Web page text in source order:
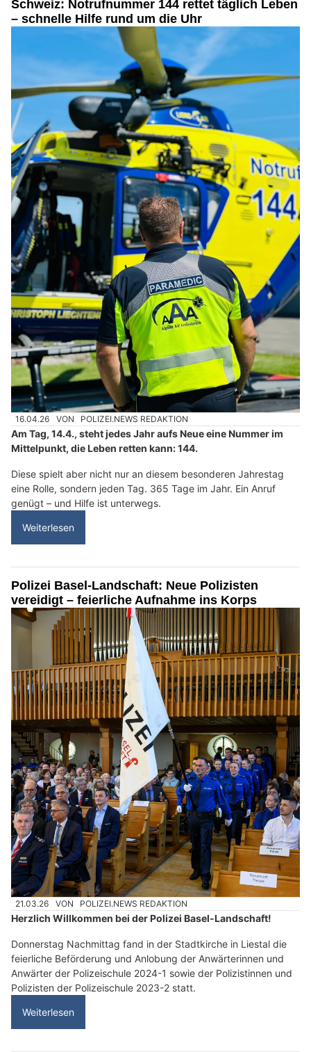
Schweiz: Notrufnummer 144 rettet täglich Leben
– schnelle Hilfe rund um die Uhr
16.04.26 VON POLIZEI.NEWS REDAKTION
Am Tag, 14.4., steht jedes Jahr aufs Neue eine Nummer im
Mittelpunkt, die Leben retten kann: 144.
Diese spielt aber nicht nur an diesem besonderen Jahrestag
eine Rolle, sondern jeden Tag. 365 Tage im Jahr. Ein Anruf
genügt – und Hilfe ist unterwegs.
Weiterlesen
Polizei Basel-Landschaft: Neue Polizisten
vereidigt – feierliche Aufnahme ins Korps
21.03.26 VON POLIZEI.NEWS REDAKTION
Herzlich Willkommen bei der Polizei Basel-Landschaft!
Donnerstag Nachmittag fand in der Stadtkirche in Liestal die
feierliche Beförderung und Anlobung der Anwärterinnen und
Anwärter der Polizeischule 2024-1 sowie der Polizistinnen und
Polizisten der Polizeischule 2023-2 statt.
Weiterlesen